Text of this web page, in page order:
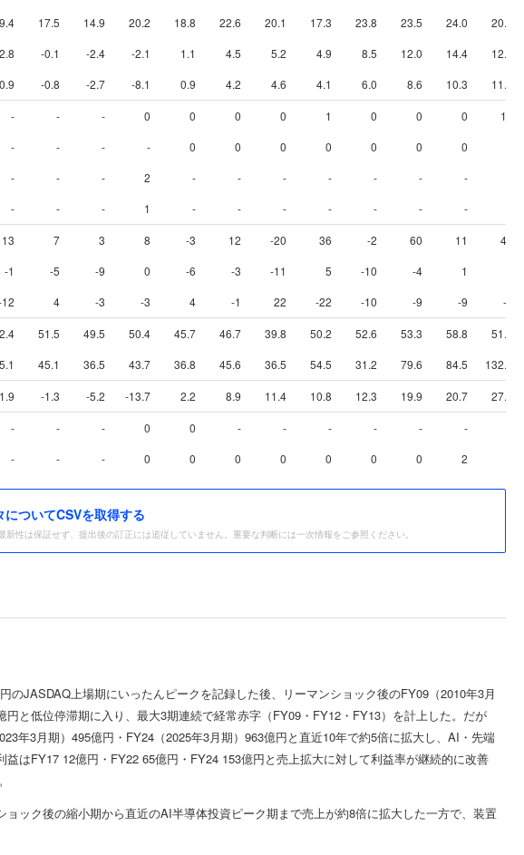
17.5 14.9 20.2 18.8 22.6 20.1 17.3 23.8 23.5 24.0 20.9
2.8 -0.1 -2.4 -2.1 1.1 4.5 5.2 4.9 8.5 12.0 14.4 12.9
0.9 -0.8 -2.7 -8.1 0.9 4.2 4.6 4.1 6.0 8.6 10.3 11.7
- - - 0 0 0 0 1 0 0 0 10
- - - - 0 0 0 0 0 0 0
- - - 2 - - - - - - -
- - - 1 - - - - - - -
13 7 3 8 -3 12 -20 36 -2 60 11 47
-1 -5 -9 0 -6 -3 -11 5 -10 -4 1
4 -3 -3 4 -1 22 -22 -10 -9 -9 -0
51.5 49.5 50.4 45.7 46.7 39.8 50.2 52.6 53.3 58.8 51.1
45.1 36.5 43.7 36.8 45.6 36.5 54.5 31.2 79.6 84.5 132.2
1.9 -1.3 -5.2 -13.7 2.2 8.9 11.4 10.8 12.3 19.9 20.7 27.1
- - - 0 0 - - - - - -
- - - 0 0 0 0 0 0 0 2
についてCSVを取得する
性は保証せず、提出後の訂正には追従していません。重要な判断には一次情報をご参照ください。
JASDAQ上場期にいったんピークを記録した後、リーマンショック後のFY09（2010年3月
と低位停滞期に入り、最大3期連続で経常赤字（FY09・FY12・FY13）を計上した。だが
年3月期）495億円・FY24（2025年3月期）963億円と直近10年で約5倍に拡大し、AI・先端
はFY17 12億円・FY22 65億円・FY24 153億円と売上拡大に対して利益率が継続的に改善
ック後の縮小期から直近のAI半導体投資ピーク期まで売上が約8倍に拡大した一方で、装置